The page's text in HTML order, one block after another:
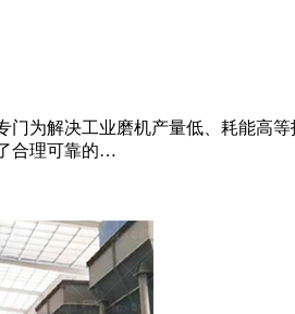
门为解决工业磨机产量低、耗能高
合理可靠的…